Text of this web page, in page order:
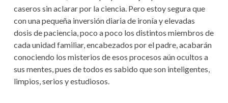
caseros sin aclarar por la ciencia. Pero estoy segura que
con una pequeña inversión diaria de ironía y elevadas
dosis de paciencia, poco a poco los distintos miembros de
cada unidad familiar, encabezados por el padre, acabarán
conociendo los misterios de esos procesos aún ocultos a
sus mentes, pues de todos es sabido que son inteligentes,
limpios, serios y estudiosos.